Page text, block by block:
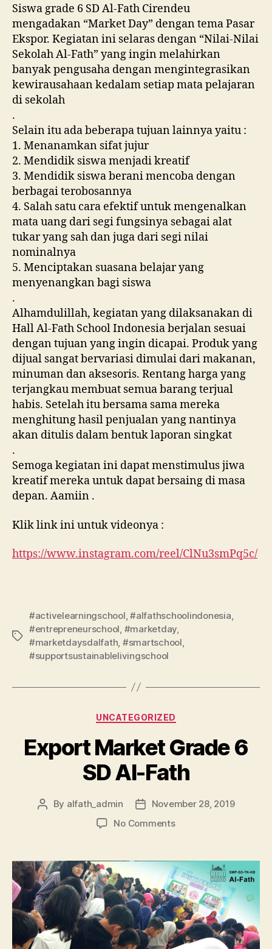
Siswa grade 6 SD Al-Fath Cirendeu
mengadakan “Market Day” dengan tema Pasar
Ekspor. Kegiatan ini selaras dengan “Nilai-Nilai
Sekolah Al-Fath” yang ingin melahirkan
banyak pengusaha dengan mengintegrasikan
kewirausahaan kedalam setiap mata pelajaran
di sekolah
.
Selain itu ada beberapa tujuan lainnya yaitu :
1. Menanamkan sifat jujur
2. Mendidik siswa menjadi kreatif
3. Mendidik siswa berani mencoba dengan
berbagai terobosannya
4. Salah satu cara efektif untuk mengenalkan
mata uang dari segi fungsinya sebagai alat
tukar yang sah dan juga dari segi nilai
nominalnya
5. Menciptakan suasana belajar yang
menyenangkan bagi siswa
.
Alhamdulillah, kegiatan yang dilaksanakan di
Hall Al-Fath School Indonesia berjalan sesuai
dengan tujuan yang ingin dicapai. Produk yang
dijual sangat bervariasi dimulai dari makanan,
minuman dan aksesoris. Rentang harga yang
terjangkau membuat semua barang terjual
habis. Setelah itu bersama sama mereka
menghitung hasil penjualan yang nantinya
akan ditulis dalam bentuk laporan singkat
.
Semoga kegiatan ini dapat menstimulus jiwa
kreatif mereka untuk dapat bersaing di masa
depan. Aamiin .
Klik link ini untuk videonya :
https://www.instagram.com/reel/ClNu3smPq5c/
#activelearningschool,#alfathschoolindonesia,
#entrepreneurschool, #marketday,
#marketdaysdalfath, #smartschool,
#supportsustainablelivingschool
UNCATEGORIZED
Export Market Grade 6
SD Al-Fath
By alfath_admin
November 28, 2019
No Comments